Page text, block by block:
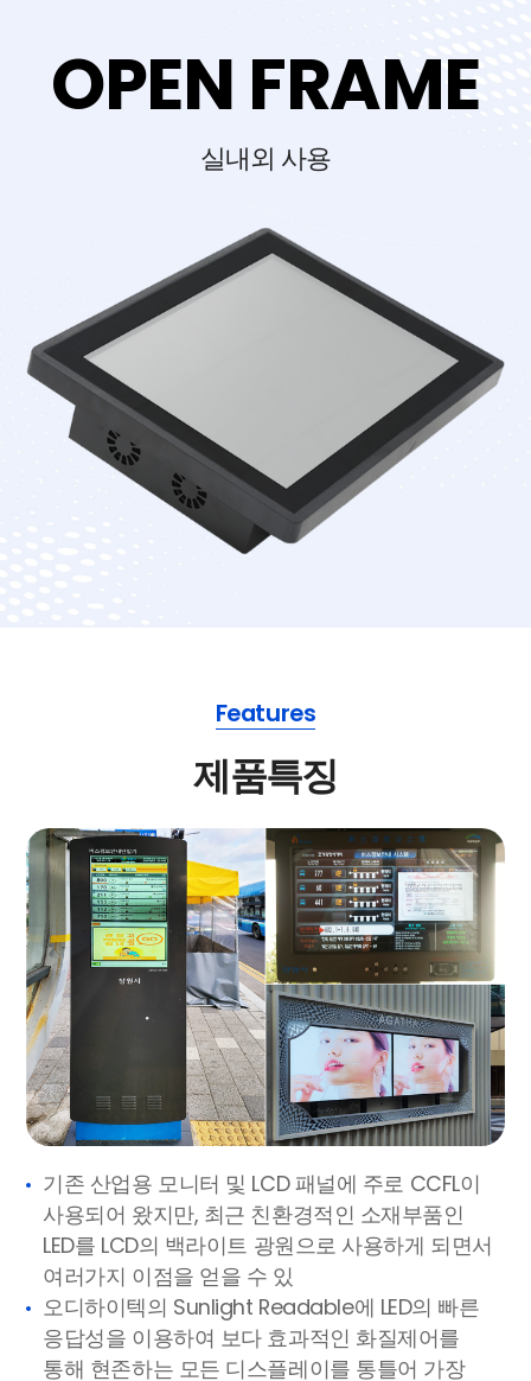
OPEN FRAME
실내외 사용
Features
제품특징
기존 산업용 모니터 및 LCD 패널에 주로 CCFL이
사용되어 왔지만, 최근 친환경적인 소재부품인
LED를 LCD의 백라이트 광원으로 사용하게 되면서
여러가지 이점을 얻을 수 있
오디하이텍의 Sunlight Readable에 LED의 빠른
응답성을 이용하여 보다 효과적인 화질제어를
통해 현존하는 모든 디스플레이를 통틀어 가장